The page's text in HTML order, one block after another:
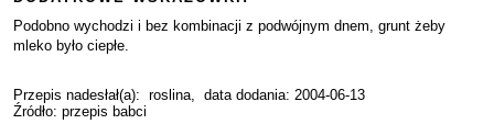
Podobno wychodzi i bez kombinacji z podwójnym dnem, grunt żeby
mleko było ciepłe.
Przepis nadesłał(a): roslina, data dodania: 2004-06-13
Źródło: przepis babci